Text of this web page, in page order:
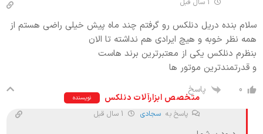
سلام بنده دریل دنلکس رو گرفتم چند ماه پیش خیلی راضی هستم از
همه نظر خوبه و هیچ ایرادی هم نداشته تا الان
بنظرم دنلکس یکی از معتبرترین برند هاست
و قدرتمندترین موتور ها
0 پاسخ
متخصص ابزارآلات دنلکس نویسنده
پاسخ به سجادی